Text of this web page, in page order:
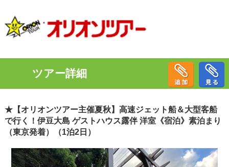
ツアー詳細
★【オリオンツアー主催夏秋】高速ジェット船＆大型客船
で行く！伊豆大島 ゲストハウス露伴 洋室《宿泊》素泊まり
（東京発着）（1泊2日）